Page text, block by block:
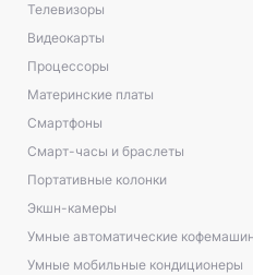
Телевизоры
Видеокарты
Процессоры
Материнские платы
Смартфоны
Смарт-часы и браслеты
Портативные колонки
Экшн-камеры
Умные автоматические
Умные мобильные кондиционеры